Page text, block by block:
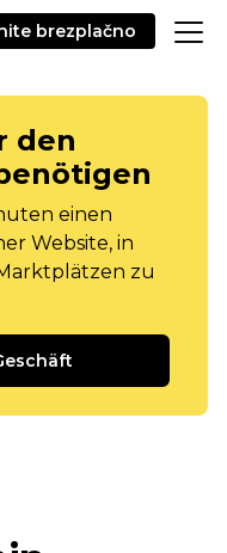
brezplačno
den
einen
Website, in
zu